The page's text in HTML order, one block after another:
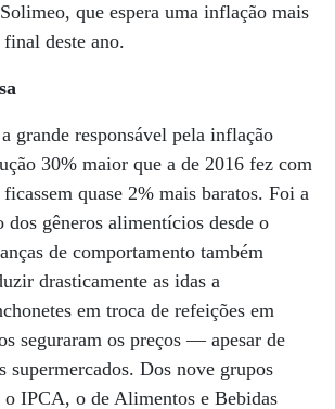
que espera uma inflação mais
deste ano.
grande responsável pela inflação
30% maior que a de 2016 fez com
quase 2% mais baratos. Foi a
dos gêneros alimentícios desde o
de comportamento também
drasticamente as idas a
em troca de refeições em
seguraram os preços — apesar de
supermercados. Dos nove grupos
o IPCA, o de Alimentos e Bebidas